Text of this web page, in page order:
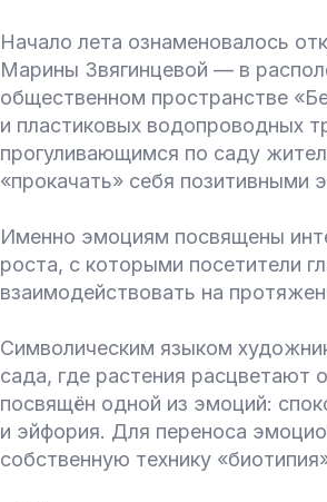
Начало лета ознаменовалось
Марины Звягинцевой — в
общественном пространстве
и пластиковых водопроводных
прогуливающимся по саду
«прокачать» себя позитивными
Именно эмоциям посвящены
роста, с которыми посетители
взаимодействовать на
Символическим языком
сада, где растения
посвящён одной из эмоций:
и эйфория. Для переноса
собственную технику